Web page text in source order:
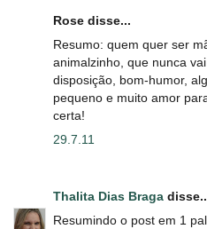
Rose disse...
Resumo: quem quer ser
animalzinho, que nunca
disposição, bom-humor,
pequeno e muito amor
certa!
29.7.11
Thalita Dias Braga
Resumindo o post em 1